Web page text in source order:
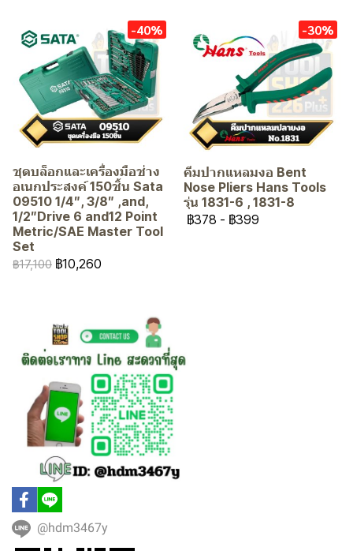
-40%
ชุดบล็อกและเครื่องมือช่าง
อเนกประสงค์ 150ชิ้น Sata
09510 1/4″, 3/8″ ,and,
1/2″Drive 6 and12 Point
Metric/SAE Master Tool
Set
฿17,100 ฿10,260
-30%
คีมปากแหลมงอ Bent
Nose Pliers Hans Tools
รุ่น 1831-6 , 1831-8
฿378 - ฿399
@hdm3467y